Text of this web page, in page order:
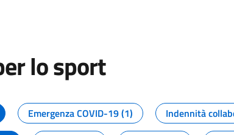
lo sport
dal Dipartimento per
Emergenza COVID-19 (1) Indennità